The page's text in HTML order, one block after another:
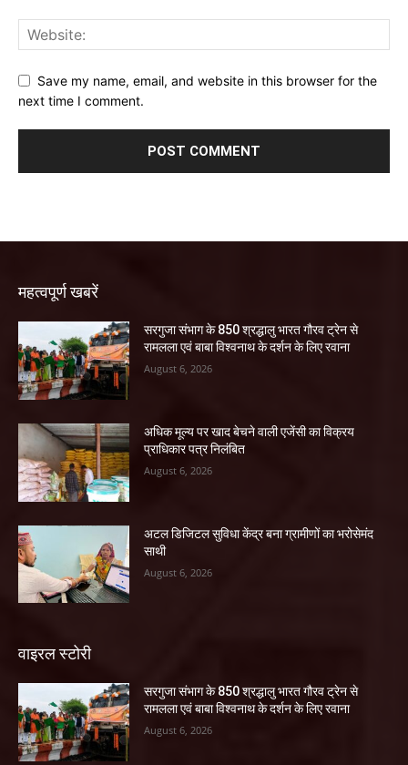
Save my name, email, and website in this browser for the
next time I comment.
महत्वपूर्ण खबरें
सरगुजा संभाग के 850 श्रद्धालु भारत गौरव ट्रेन से
रामलला एवं बाबा विश्वनाथ के दर्शन के लिए रवाना
August 6, 2026
अधिक मूल्य पर खाद बेचने वाली एजेंसी का विक्रय
प्राधिकार पत्र निलंबित
August 6, 2026
अटल डिजिटल सुविधा केंद्र बना ग्रामीणों का भरोसेमंद
साथी
August 6, 2026
वाइरल स्टोरी
सरगुजा संभाग के 850 श्रद्धालु भारत गौरव ट्रेन से
रामलला एवं बाबा विश्वनाथ के दर्शन के लिए रवाना
August 6, 2026